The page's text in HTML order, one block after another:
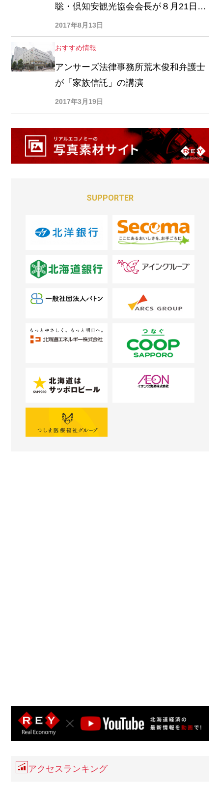
聡・倶知安観光協会会長が８月21日に
講演
2017年8月13日
おすすめ情報
アンサーズ法律事務所荒木俊和弁護士
が「家族信託」の講演
2017年3月19日
SUPPORTER
アクセスランキング